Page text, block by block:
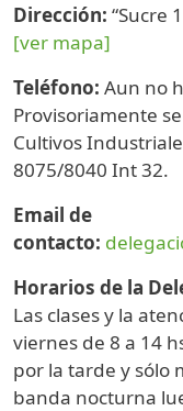
Dirección: “Sucre
[ver mapa]
Teléfono: Aun no
Provisoriamente
Cultivos
8075/8040 Int 32.
Email de
contacto:
Horarios de la
Las clases y la
viernes de 8 a 14
por la tarde y sólo
banda nocturna